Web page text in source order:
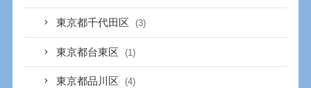
東京都千代田区 (3)
東京都台東区 (1)
東京都品川区 (4)